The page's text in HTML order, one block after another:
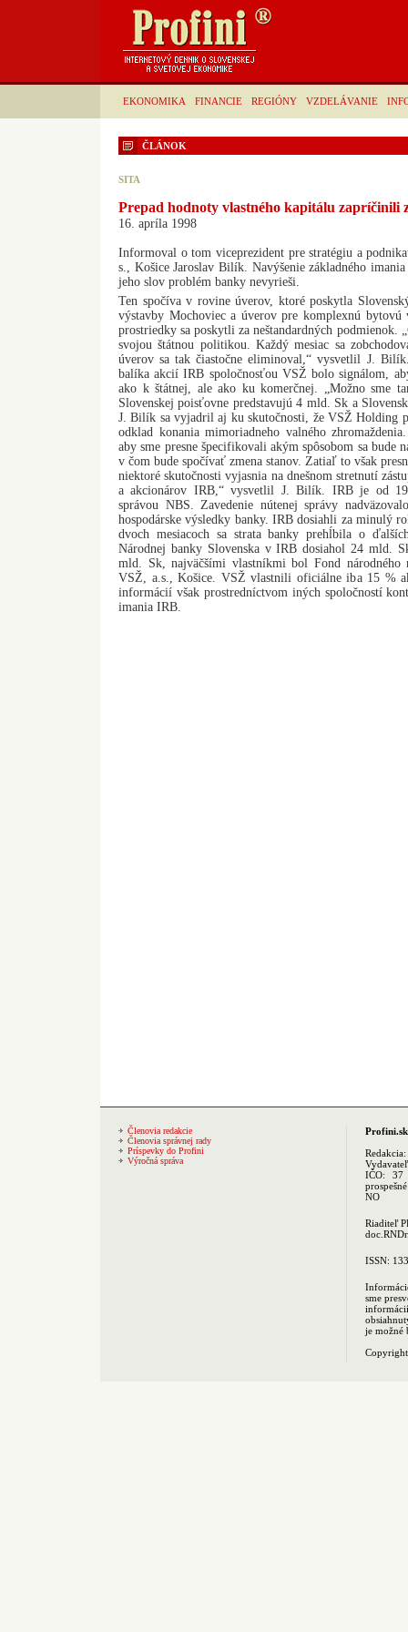
EKONOMIKA FINANCIE REGIÓNY VZDELÁVANIE
ČLÁNOK
SITA
Prepad hodnoty vlastného kapitálu zapríčinili
16. apríla 1998
Informoval o tom viceprezident pre stratégiu a
s., Košice Jaroslav Bilík. Navýšenie základného
jeho slov problém banky nevyrieši.
Ten spočíva v rovine úverov, ktoré poskytla
výstavby Mochoviec a úverov pre komplexnú
prostriedky sa poskytli za neštandardných podmienok.
svojou štátnou politikou. Každý mesiac sa
úverov sa tak čiastočne eliminoval,“ vysvetlil J.
balíka akcií IRB spoločnosťou VSŽ bolo signálom,
ako k štátnej, ale ako ku komerčnej. „Možno sme
Slovenskej poisťovne predstavujú 4 mld. Sk a
J. Bilík sa vyjadril aj ku skutočnosti, že VSŽ Holding
odklad konania mimoriadneho valného
aby sme presne špecifikovali akým spôsobom sa bude
v čom bude spočívať zmena stanov. Zatiaľ to však
niektoré skutočnosti vyjasnia na dnešnom stretnutí
a akcionárov IRB,“ vysvetlil J. Bilík. IRB je od
správou NBS. Zavedenie nútenej správy
hospodárske výsledky banky. IRB dosiahli za minulý
dvoch mesiacoch sa strata banky prehĺbila o
Národnej banky Slovenska v IRB dosiahol 24 mld.
mld. Sk, najväčšími vlastníkmi bol Fond
VSŽ, a.s., Košice. VSŽ vlastnili oficiálne iba 15 %
informácií však prostredníctvom iných spoločností
imania IRB.
Členovia redakcie
Členovia správnej rady
Príspevky do Profini
Výročná správa
Profini.sk
Redakcia:
IČO: 37
NO
Riaditeľ
ISSN:
sme
je možné